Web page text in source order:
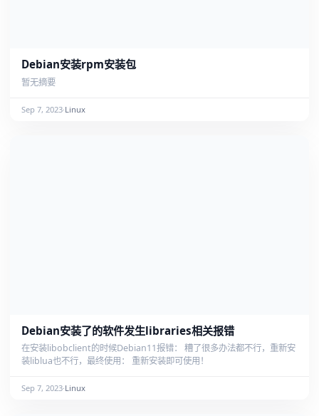
Debian安装rpm安装包
暂无摘要
Sep 7, 2023·Linux
Debian安装了的软件发生libraries相关报错
在安装libobclient的时候Debian11报错： 糟了很多办法都不行，重新安
装liblua也不行，最终使用： 重新安装即可使用！
Sep 7, 2023·Linux